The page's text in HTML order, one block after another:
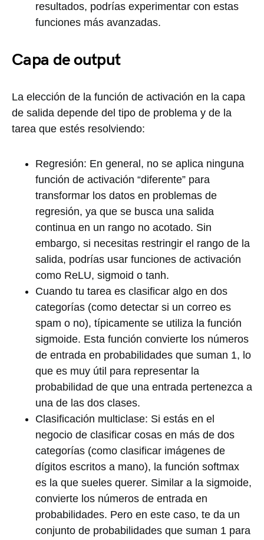
resultados, podrías experimentar con estas
funciones más avanzadas.
Capa de output
La elección de la función de activación en la capa
de salida depende del tipo de problema y de la
tarea que estés resolviendo:
Regresión: En general, no se aplica ninguna
función de activación “diferente” para
transformar los datos en problemas de
regresión, ya que se busca una salida
continua en un rango no acotado. Sin
embargo, si necesitas restringir el rango de la
salida, podrías usar funciones de activación
como ReLU, sigmoid o tanh.
Cuando tu tarea es clasificar algo en dos
categorías (como detectar si un correo es
spam o no), típicamente se utiliza la función
sigmoide. Esta función convierte los números
de entrada en probabilidades que suman 1, lo
que es muy útil para representar la
probabilidad de que una entrada pertenezca a
una de las dos clases.
Clasificación multiclase: Si estás en el
negocio de clasificar cosas en más de dos
categorías (como clasificar imágenes de
dígitos escritos a mano), la función softmax
es la que sueles querer. Similar a la sigmoide,
convierte los números de entrada en
probabilidades. Pero en este caso, te da un
conjunto de probabilidades que suman 1 para